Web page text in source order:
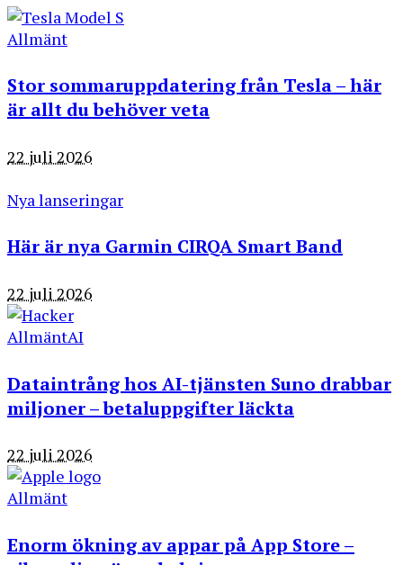
Allmänt
Stor sommaruppdatering från Tesla – här
är allt du behöver veta
22 juli 2026
Nya lanseringar
Här är nya Garmin CIRQA Smart Band
22 juli 2026
AllmäntAI
Dataintrång hos AI-tjänsten Suno drabbar
miljoner – betaluppgifter läckta
22 juli 2026
Allmänt
Enorm ökning av appar på App Store –